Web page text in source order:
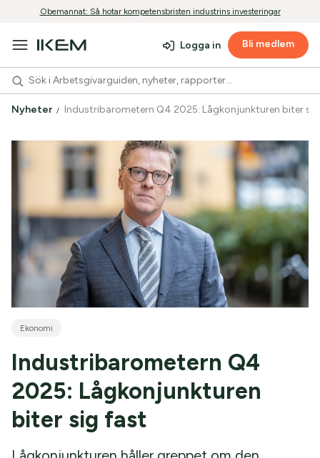
Obemannat: Så hotar kompetensbristen industrins investeringar
Logga in Bli medlem
Nyheter Industribarometern Q4 2025: Lågkonjunkturen biter
Ekonomi
Industribarometern Q4
2025: Lågkonjunkturen
biter sig fast